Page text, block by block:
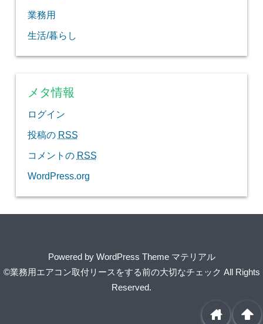
業務用
生活/暮らし
メタ情報
ログイン
投稿の RSS
コメントの RSS
WordPress.org
Powered by WordPress Theme マテリアル
©業務用エアコン取付リースをする前の大切なチェック All Rights
Reserved.
arrowup
home